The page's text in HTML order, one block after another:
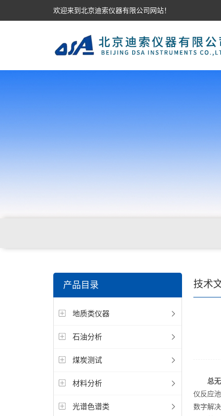
欢迎来到北京迪索仪器有限公司网站！
产品目录
地质类仪器
石油分析
煤炭测试
材料分析
光谱色谱类
技术
总
仪反应
数字解